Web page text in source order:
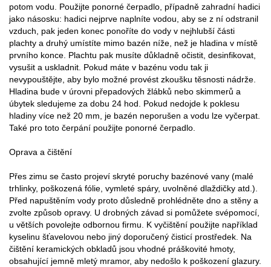
potom vodu. Použijte ponorné čerpadlo, případně zahradní hadici
jako násosku: hadici nejprve naplníte vodou, aby se z ní odstranil
vzduch, pak jeden konec ponoříte do vody v nejhlubší části
plachty a druhý umístíte mimo bazén níže, než je hladina v místě
prvního konce. Plachtu pak musíte důkladně očistit, desinfikovat,
vysušit a uskladnit. Pokud máte v bazénu vodu tak ji
nevypouštějte, aby bylo možné provést zkoušku těsnosti nádrže.
Hladina bude v úrovni přepadových žlábků nebo skimmerů a
úbytek sledujeme za dobu 24 hod. Pokud nedojde k poklesu
hladiny více než 20 mm, je bazén neporušen a vodu lze vyčerpat.
Také pro toto čerpání použijte ponorné čerpadlo.
Oprava a čištění
Přes zimu se často projeví skryté poruchy bazénové vany (malé
trhlinky, poškozená fólie, vymleté spáry, uvolněné dlaždičky atd.).
Před napuštěním vody proto důsledně prohlédněte dno a stěny a
zvolte způsob opravy. U drobných závad si pomůžete svépomocí,
u větších povolejte odbornou firmu. K vyčištění použijte například
kyselinu šťavelovou nebo jiný doporučený čisticí prostředek. Na
čištění keramických obkladů jsou vhodné práškovité hmoty,
obsahující jemně mletý mramor, aby nedošlo k poškození glazury.